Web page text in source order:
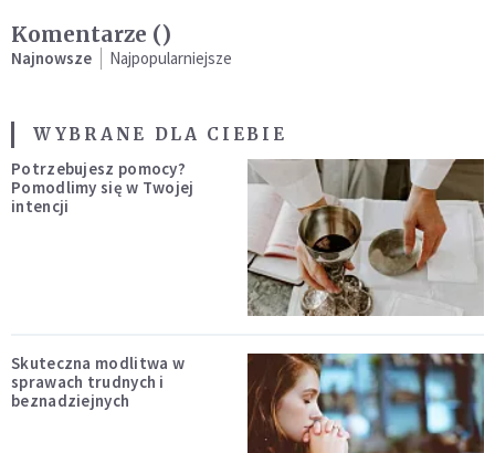
Komentarze ()
Najnowsze Najpopularniejsze
WYBRANE DLA CIEBIE
Potrzebujesz pomocy?
Pomodlimy się w Twojej
intencji
Skuteczna modlitwa w
sprawach trudnych i
beznadziejnych